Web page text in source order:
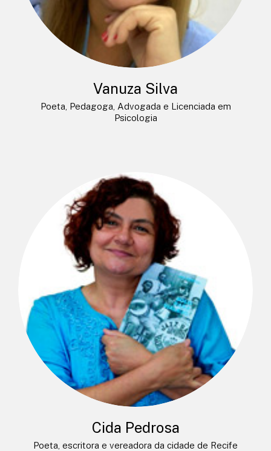
Vanuza Silva
Poeta, Pedagoga, Advogada e Licenciada em
Psicologia
Cida Pedrosa
Poeta, escritora e vereadora da cidade de Recife